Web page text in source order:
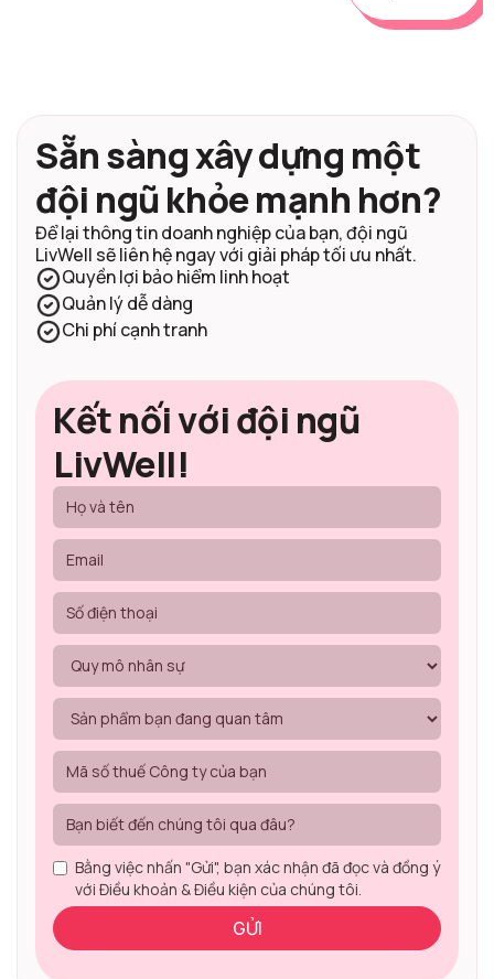
Sẵn sàng xây dựng một
đội ngũ khỏe mạnh hơn?
Để lại thông tin doanh nghiệp của bạn, đội ngũ
LivWell sẽ liên hệ ngay với giải pháp tối ưu nhất.
Quyền lợi bảo hiểm linh hoạt
Quản lý dễ dàng
Chi phí cạnh tranh
Kết nối với đội ngũ
LivWell!
Bằng việc nhấn "Gửi", bạn xác nhận đã đọc và đồng ý
với Điều khoản & Điều kiện của chúng tôi.